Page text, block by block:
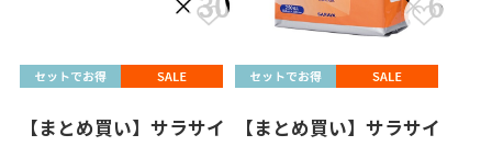
【まとめ買い】サラサイ
【まとめ買い】サラサイ